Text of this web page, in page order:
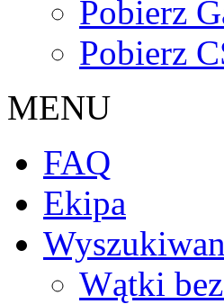
Pobierz
Pobierz
MENU
FAQ
Ekipa
Wątki